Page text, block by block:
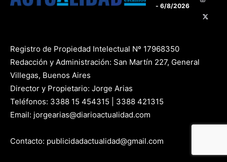
- 6/8/2026
Registro de Propiedad Intelectual Nº 17968350
Redacción y Administración: San Martín 227, General
Villegas, Buenos Aires
Director y Propietario: Jorge Arias
Teléfonos: 3388 15 454315 | 3388 421315
Email: jorgearias@diarioactualidad.com
Contacto: publicidadactualidad@gmail.com